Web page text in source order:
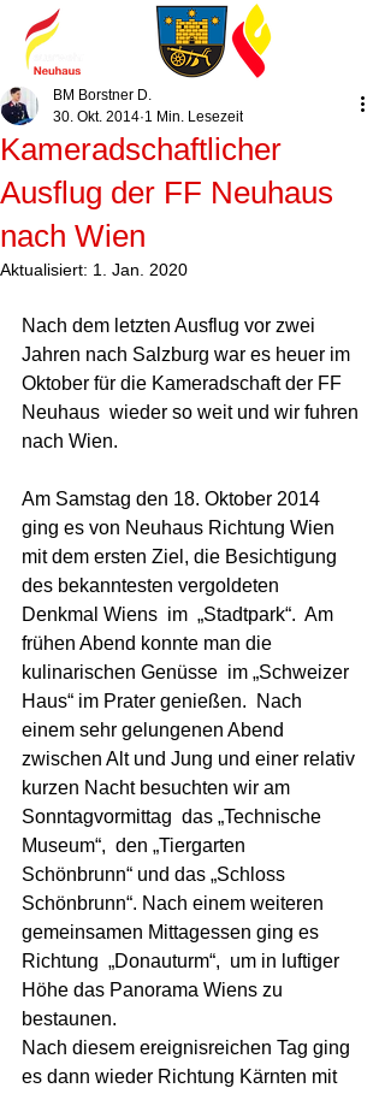
Kameradschaftlicher
Ausflug der FF Neuhaus
nach Wien
BM Borstner D.
30. Okt. 2014 1 Min. Lesezeit
Aktualisiert: 1. Jan. 2020
Nach dem letzten Ausflug vor zwei
Jahren nach Salzburg war es heuer im
Oktober für die Kameradschaft der FF
Neuhaus  wieder so weit und wir fuhren
nach Wien.
Am Samstag den 18. Oktober 2014
ging es von Neuhaus Richtung Wien
mit dem ersten Ziel, die Besichtigung
des bekanntesten vergoldeten
Denkmal Wiens  im  „Stadtpark“.  Am
frühen Abend konnte man die
kulinarischen Genüsse  im „Schweizer
Haus“ im Prater genießen.  Nach
einem sehr gelungenen Abend
zwischen Alt und Jung und einer relativ
kurzen Nacht besuchten wir am
Sonntagvormittag  das „Technische
Museum“,  den „Tiergarten
Schönbrunn“ und das „Schloss
Schönbrunn“. Nach einem weiteren
gemeinsamen Mittagessen ging es
Richtung  „Donauturm“,  um in luftiger
Höhe das Panorama Wiens zu
bestaunen.
Nach diesem ereignisreichen Tag ging
es dann wieder Richtung Kärnten mit